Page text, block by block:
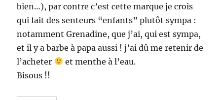
bien…), par contre c’est cette marque je crois
qui fait des senteurs “enfants” plutôt sympa :
notamment Grenadine, que j’ai, qui est sympa,
et il y a barbe à papa aussi ! j’ai dû me retenir de
l’acheter
et menthe à l’eau.
Bisous !!